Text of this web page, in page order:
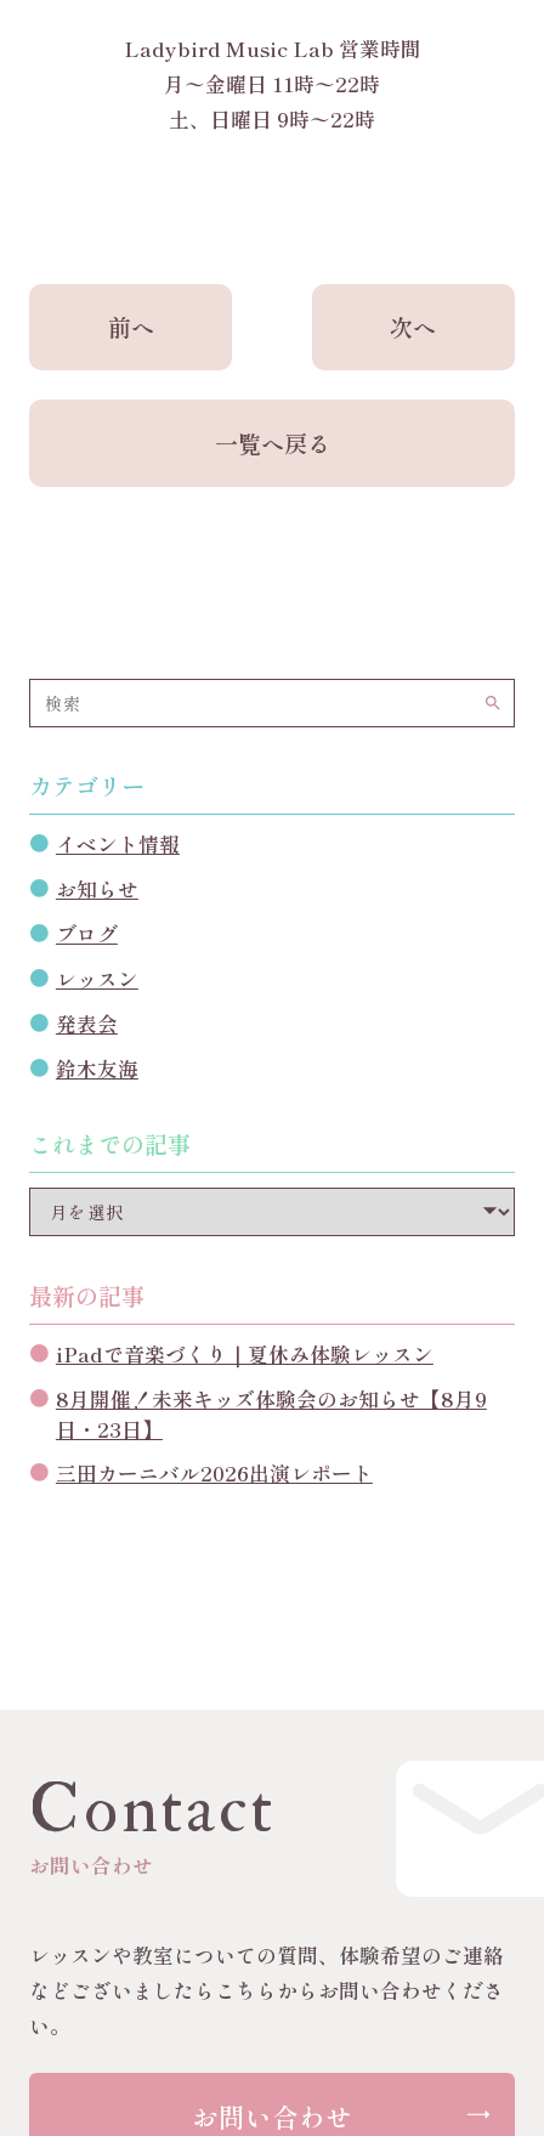
Ladybird Music Lab 営業時間
月〜金曜日 11時〜22時
土、日曜日 9時〜22時
前へ
一覧へ戻る
次へ
search
カテゴリー
イベント情報
お知らせ
ブログ
レッスン
発表会
鈴木友海
これまでの記事
最新の記事
iPadで音楽づくり｜夏休み体験レッスン
8月開催！未来キッズ体験会のお知らせ【8月9
日・23日】
三田カーニバル2026出演レポート
Contact
お問い合わせ
レッスンや教室についての質問、体験希望のご連絡
などございましたらこちらからお問い合わせくださ
い。
お問い合わせ